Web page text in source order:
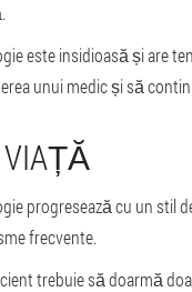
este insidioasă și are
unui medic și să
VIAȚĂ
progresează cu un stil
frecvente.
trebuie să doarmă